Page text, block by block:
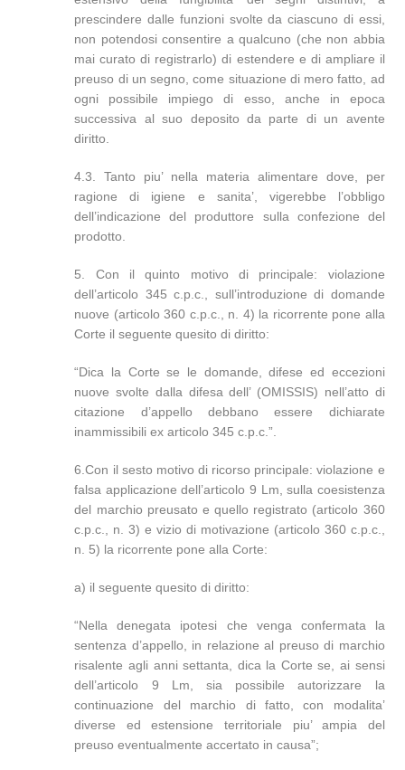
prescindere dalle funzioni svolte da ciascuno di essi,
non potendosi consentire a qualcuno (che non abbia
mai curato di registrarlo) di estendere e di ampliare il
preuso di un segno, come situazione di mero fatto, ad
ogni possibile impiego di esso, anche in epoca
successiva al suo deposito da parte di un avente
diritto.
4.3. Tanto piu’ nella materia alimentare dove, per
ragione di igiene e sanita’, vigerebbe l’obbligo
dell’indicazione del produttore sulla confezione del
prodotto.
5. Con il quinto motivo di principale: violazione
dell’articolo 345 c.p.c., sull’introduzione di domande
nuove (articolo 360 c.p.c., n. 4) la ricorrente pone alla
Corte il seguente quesito di diritto:
“Dica la Corte se le domande, difese ed eccezioni
nuove svolte dalla difesa dell’ (OMISSIS) nell’atto di
citazione d’appello debbano essere dichiarate
inammissibili ex articolo 345 c.p.c.”.
6.Con il sesto motivo di ricorso principale: violazione e
falsa applicazione dell’articolo 9 Lm, sulla coesistenza
del marchio preusato e quello registrato (articolo 360
c.p.c., n. 3) e vizio di motivazione (articolo 360 c.p.c.,
n. 5) la ricorrente pone alla Corte:
a) il seguente quesito di diritto:
“Nella denegata ipotesi che venga confermata la
sentenza d’appello, in relazione al preuso di marchio
risalente agli anni settanta, dica la Corte se, ai sensi
dell’articolo 9 Lm, sia possibile autorizzare la
continuazione del marchio di fatto, con modalita’
diverse ed estensione territoriale piu’ ampia del
preuso eventualmente accertato in causa”;